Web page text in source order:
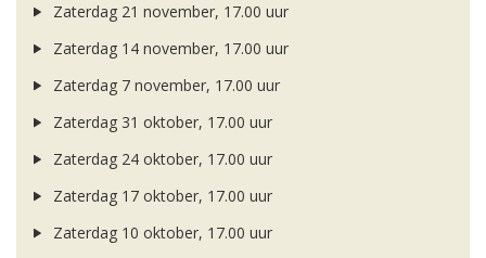
Zaterdag 21 november, 17.00 uur
Zaterdag 14 november, 17.00 uur
Zaterdag 7 november, 17.00 uur
Zaterdag 31 oktober, 17.00 uur
Zaterdag 24 oktober, 17.00 uur
Zaterdag 17 oktober, 17.00 uur
Zaterdag 10 oktober, 17.00 uur